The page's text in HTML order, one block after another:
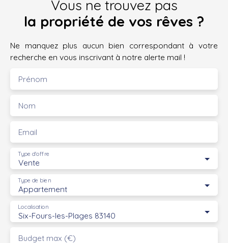
Vous ne trouvez pas
la propriété de vos rêves ?
Ne manquez plus aucun bien correspondant à votre
recherche en vous inscrivant à notre alerte mail !
Prénom
Nom
Email
Vente
Type d'offre
Appartement
Type de bien
Six-Fours-les-Plages 83140
Localisation
Budget max (€)